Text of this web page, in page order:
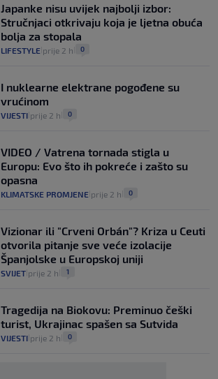
Japanke nisu uvijek najbolji izbor:
Stručnjaci otkrivaju koja je ljetna obuća
bolja za stopala
LIFESTYLE prije 2 h 0
I nuklearne elektrane pogođene su
vrućinom
VIJESTI prije 2 h 0
VIDEO / Vatrena tornada stigla u
Europu: Evo što ih pokreće i zašto su
opasna
KLIMATSKE PROMJENE prije 2 h 0
Vizionar ili "Crveni Orbán"? Kriza u Ceuti
otvorila pitanje sve veće izolacije
Španjolske u Europskoj uniji
SVIJET prije 2 h 1
Tragedija na Biokovu: Preminuo češki
turist, Ukrajinac spašen sa Sutvida
VIJESTI prije 2 h 0